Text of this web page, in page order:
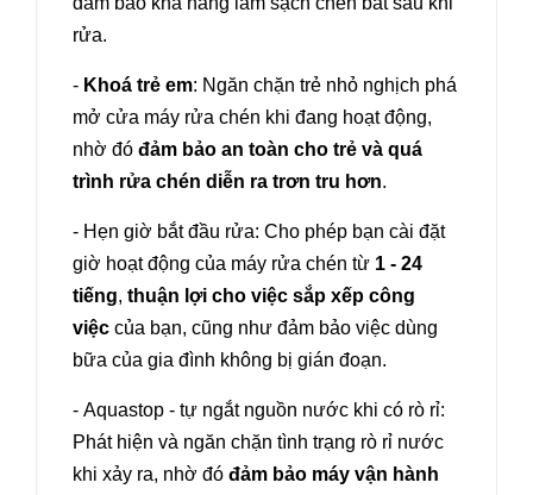
rửa.
- Khoá trẻ em: Ngăn chặn trẻ nhỏ nghịch phá
mở cửa máy rửa chén khi đang hoạt động,
nhờ đó đảm bảo an toàn cho trẻ và quá
trình rửa chén diễn ra trơn tru hơn.
- Hẹn giờ bắt đầu rửa: Cho phép bạn cài đặt
giờ hoạt động của máy rửa chén từ 1 - 24
tiếng, thuận lợi cho việc sắp xếp công
việc của bạn, cũng như đảm bảo việc dùng
bữa của gia đình không bị gián đoạn.
- Aquastop - tự ngắt nguồn nước khi có rò rỉ:
Phát hiện và ngăn chặn tình trạng rò rỉ nước
khi xảy ra, nhờ đó đảm bảo máy vận hành